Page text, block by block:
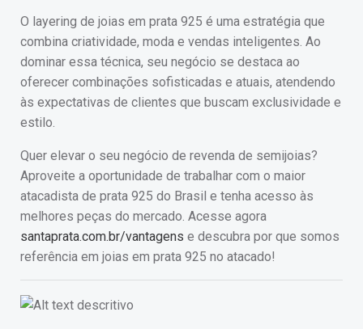
O layering de joias em prata 925 é uma estratégia que
combina criatividade, moda e vendas inteligentes. Ao
dominar essa técnica, seu negócio se destaca ao
oferecer combinações sofisticadas e atuais, atendendo
às expectativas de clientes que buscam exclusividade e
estilo.
Quer elevar o seu negócio de revenda de semijoias?
Aproveite a oportunidade de trabalhar com o maior
atacadista de prata 925 do Brasil e tenha acesso às
melhores peças do mercado. Acesse agora
santaprata.com.br/vantagens e descubra por que somos
referência em joias em prata 925 no atacado!